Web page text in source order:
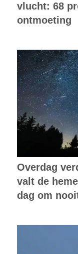
vlucht: 68
ontmoeting
Overdag
valt de
dag om